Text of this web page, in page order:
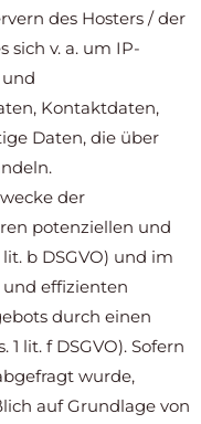
des Hosters / der
sich v. a. um IP-
Kontaktdaten,
Daten, die über
der
potenziellen und
b DSGVO) und im
und effizienten
durch einen
lit. f DSGVO). Sofern
wurde,
auf Grundlage von